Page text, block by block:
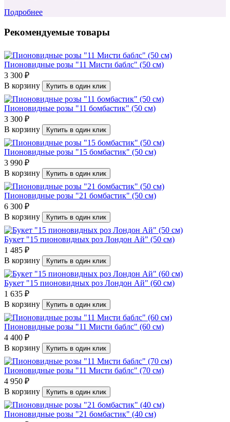
Подробнее
Рекомендуемые товары
Пионовидные розы "11 Мисти баблс" (50 см)
3 300 ₽
В корзину
Купить в один клик
Пионовидные розы "11 бомбастик" (50 см)
3 300 ₽
В корзину
Купить в один клик
Пионовидные розы "15 бомбастик" (50 см)
3 990 ₽
В корзину
Купить в один клик
Пионовидные розы "21 бомбастик" (50 см)
6 300 ₽
В корзину
Купить в один клик
Букет "15 пионовидных роз Лондон Ай" (50 см)
1 485 ₽
В корзину
Купить в один клик
Букет "15 пионовидных роз Лондон Ай" (60 см)
1 635 ₽
В корзину
Купить в один клик
Пионовидные розы "11 Мисти баблс" (60 см)
4 400 ₽
В корзину
Купить в один клик
Пионовидные розы "11 Мисти баблс" (70 см)
4 950 ₽
В корзину
Купить в один клик
Пионовидные розы "21 бомбастик" (40 см)